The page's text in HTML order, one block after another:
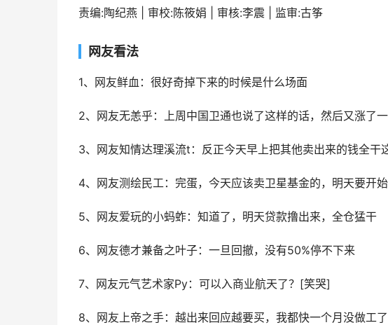
责编:陶纪燕 | 审校:陈筱娟 | 审核:李震 | 监审:古筝
网友看法
1、网友鲜血：很好奇掉下来的时候是什么场面
2、网友无恙乎：上周中国卫通也说了这样的话，然后又涨了
3、网友知情达理溪流t：反正今天早上把其他卖出来的钱全干
4、网友测绘民工：完蛋，今天应该卖卫星基金的，明天要开
5、网友爱玩的小蚂蚱：知道了，明天贷款撸出来，全仓猛干
6、网友德才兼备之叶子：一旦回撤，没有50%停不下来
7、网友元气艺术家Py：可以入商业航天了？[笑哭]
8、网友上帝之手：越出来回应越要买，我都快一个月没做工